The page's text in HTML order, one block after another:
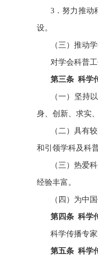
3．努力推动
设。
（三）推动
对学会科普
第三条 科学
（一）坚持
身、创新、求实
（二）具有
和引领学科及科
（三）热爱
经验丰富。
（四）为中
第四条 科学
科学传播专
第五条 科学